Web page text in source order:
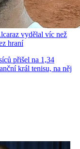
vydělal víc než
hraní
přišel na 1,34
král tenisu, na něj